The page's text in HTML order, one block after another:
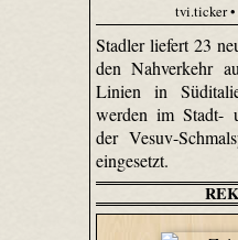
tvi.ticker •
Stadler liefert 23
den Nahverkehr
Linien in
werden im Stadt-
der Vesuv-
eingesetzt.